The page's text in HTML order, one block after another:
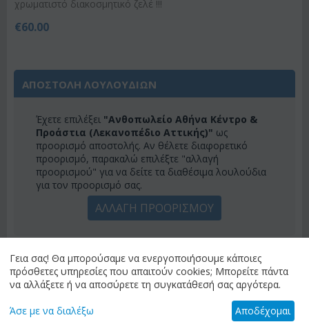
χρωματιστό διακοσμητικό ζελέ !!!
€60.00
ΑΠΟΣΤΟΛΗ ΛΟΥΛΟΥΔΙΩΝ
Έχετε επιλέξει "Ανθοπωλείο Αθήνα Κέντρο &
Προάστια (Λεκανοπέδιο Αττικής)" ως
προορισμό αποστολής. Αν θέλετε διαφορετικό
προορισμό, παρακαλώ επιλέξτε "αλλαγή
προορισμού" για να δείτε τα διαθέσιμα λουλούδια
για τον προορισμό σας.
ΑΛΛΑΓΗ ΠΡΟΟΡΙΣΜΟΥ
ΚΑΤΗΓΟΡΙΕΣ
ΜΕΝΟΎ
Γεια σας! Θα μπορούσαμε να ενεργοποιήσουμε κάποιες
πρόσθετες υπηρεσίες που απαιτούν cookies; Μπορείτε πάντα
να αλλάξετε ή να αποσύρετε τη συγκατάθεσή σας αργότερα.
Άσε με να διαλέξω Αποδέχομαι